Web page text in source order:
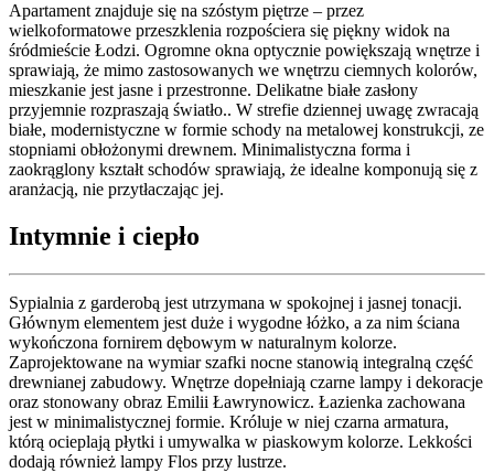
Apartament znajduje się na szóstym piętrze – przez
wielkoformatowe przeszklenia rozpościera się piękny widok na
śródmieście Łodzi. Ogromne okna optycznie powiększają wnętrze i
sprawiają, że mimo zastosowanych we wnętrzu ciemnych kolorów,
mieszkanie jest jasne i przestronne. Delikatne białe zasłony
przyjemnie rozpraszają światło.. W strefie dziennej uwagę zwracają
białe, modernistyczne w formie schody na metalowej konstrukcji, ze
stopniami obłożonymi drewnem. Minimalistyczna forma i
zaokrąglony kształt schodów sprawiają, że idealne komponują się z
aranżacją, nie przytłaczając jej.
Intymnie i ciepło
Sypialnia z garderobą jest utrzymana w spokojnej i jasnej tonacji.
Głównym elementem jest duże i wygodne łóżko, a za nim ściana
wykończona fornirem dębowym w naturalnym kolorze.
Zaprojektowane na wymiar szafki nocne stanowią integralną część
drewnianej zabudowy. Wnętrze dopełniają czarne lampy i dekoracje
oraz stonowany obraz Emilii Ławrynowicz. Łazienka zachowana
jest w minimalistycznej formie. Króluje w niej czarna armatura,
którą ocieplają płytki i umywalka w piaskowym kolorze. Lekkości
dodają również lampy Flos przy lustrze.